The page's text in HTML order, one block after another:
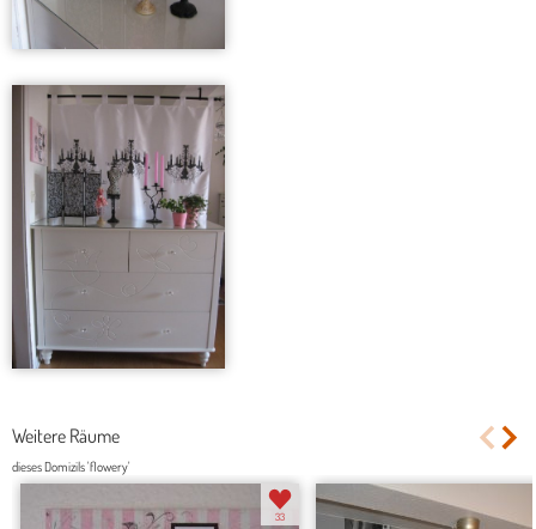
Weitere Räume
dieses Domizils 'flowery'
33